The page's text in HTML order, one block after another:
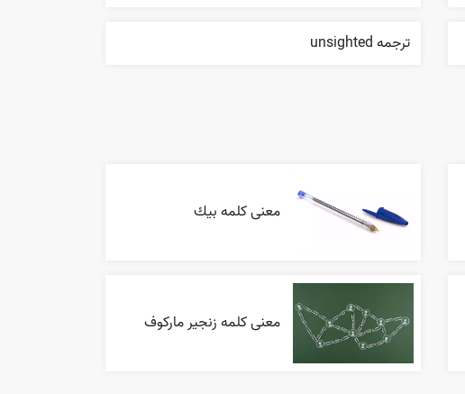
ترجمه unsighted
معنی کلمه بيك
معنی کلمه زنجیر مارکوف